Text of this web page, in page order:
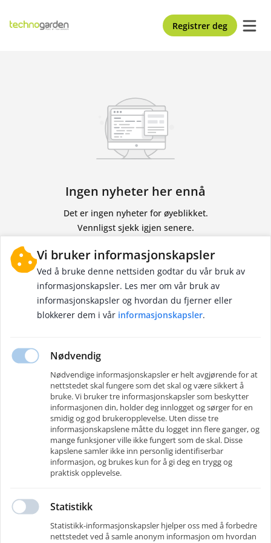
Registrer deg
Ingen nyheter her ennå
Det er ingen nyheter for øyeblikket.
Vennligst sjekk igjen senere.
Technogarden AS
Technogarden er et ledende konsulentselskap som tilbyr utleie av
ingeniører og tekniske spesialister innen industri, energi, olje og gass,
telekommunikasjon. Hvert år gjennomfører vi rundt 600 oppdrag i Norge
og Sverige.
Med bred teknisk ekspertise og lokal tilstedeværelse har vi vært en
pålitelig samarbeidspartner for privat og offentlig sektor i over 20 år. Vi
leverer løsninger som gir kundene våre kompetansen og kapasiteten de
trenger – akkurat når de trenger det.
Som en del av Norconsult, et ledende nordisk rådgiverselskap, er vår
spisskompetanse forankret i et større fagmiljø. Drevet av vårt felles formål
«Hver dag forbedrer vi hverdagen» skaper vi varige verdier og
samfunnsnyttige løsninger.
Kontakter
firmapost@technogarden.no
Vi bruker informasjonskapsler
Ved å bruke denne nettsiden godtar du vår bruk av
informasjonskapsler. Les mer om vår bruk av
informasjonskapsler og hvordan du fjerner eller
blokkerer dem i vår informasjonskapsler.
Nødvendig
Nødvendige informasjonskapsler er helt avgjørende for at
nettstedet skal fungere som det skal og være sikkert å
bruke. Vi bruker tre informasjonskapsler som beskytter
informasjonen din, holder deg innlogget og sørger for en
smidig og god brukeropplevelse. Uten disse tre
informasjonskapslene måtte du logget inn flere ganger, og
mange funksjoner ville ikke fungert som de skal. Disse
kapslene samler ikke inn personlig identifiserbar
informasjon, og brukes kun for å gi deg en trygg og
praktisk opplevelse.
Statistikk
Statistikk-informasjonskapsler hjelper oss med å forbedre
nettstedet ved å samle anonym informasjon om hvordan